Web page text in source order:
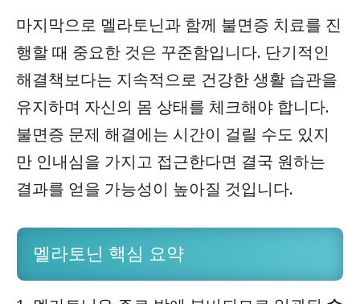
마지막으로 멜라토닌과 함께 불면증 치료를 진
행할 때 중요한 것은 꾸준함입니다. 단기적인
해결책보다는 지속적으로 건강한 생활 습관을
유지하며 자신의 몸 상태를 체크해야 합니다.
불면증 문제 해결에는 시간이 걸릴 수도 있지
만 인내심을 가지고 접근한다면 결국 원하는
결과를 얻을 가능성이 높아질 것입니다.
멜라토닌 핵심 요약